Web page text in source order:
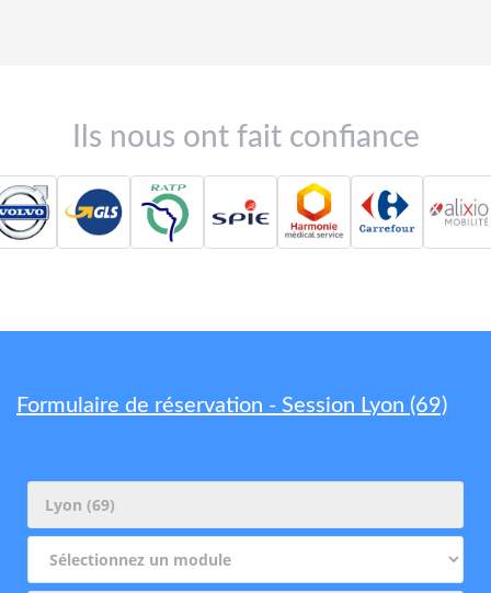
Ils nous ont fait confiance
Formulaire de réservation - Session Lyon (69)